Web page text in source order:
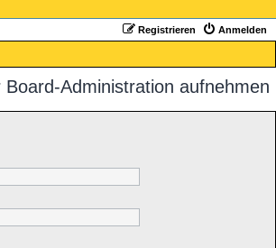
Anmelden
Registrieren
Administration aufnehmen